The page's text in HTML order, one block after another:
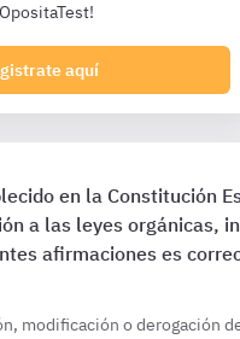
aquí
en la Constitución
a las leyes orgánicas,
afirmaciones es
modificación o derogación